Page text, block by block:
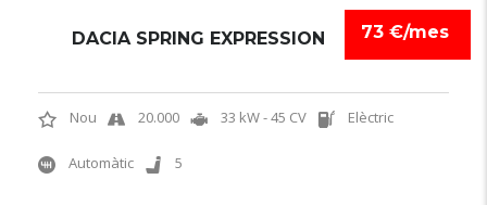
73 €/mes
DACIA SPRING EXPRESSION
Nou 20.000 33 kW - 45 CV Elèctric
Automàtic 5